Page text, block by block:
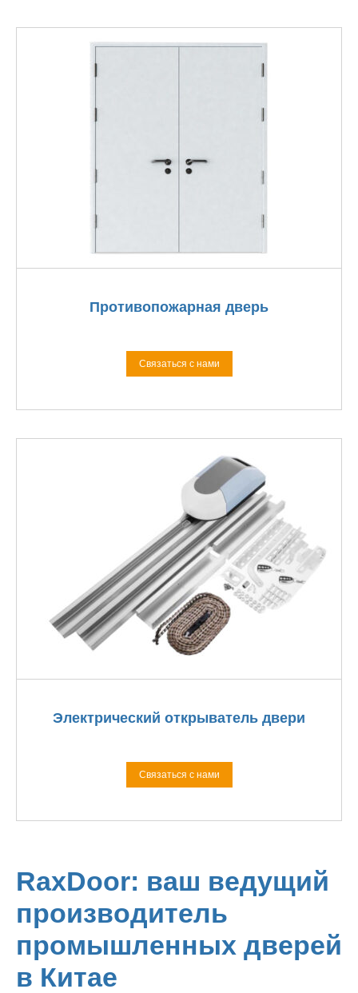
Противопожарная дверь
Связаться с нами
Электрический открыватель двери
Связаться с нами
RaxDoor: ваш ведущий
производитель
промышленных дверей
в Китае